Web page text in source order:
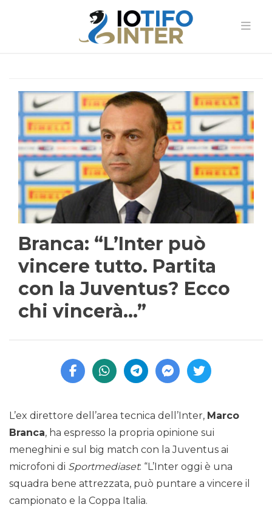
Branca: “L’Inter può
vincere tutto. Partita
con la Juventus? Ecco
chi vincerà…”
L’ex direttore dell’area tecnica dell’Inter, Marco
Branca, ha espresso la propria opinione sui
meneghini e sul big match con la Juventus ai
microfoni di Sportmediaset: “L’Inter oggi è una
squadra bene attrezzata, può puntare a vincere il
campionato e la Coppa Italia.